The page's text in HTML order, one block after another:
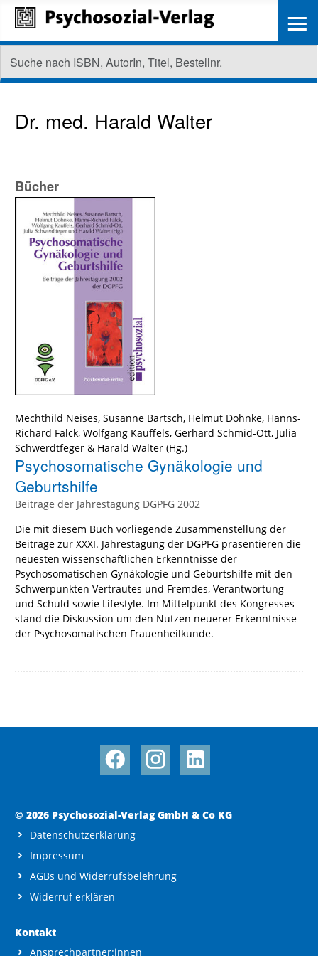
Dr. med. Harald Walter
Bücher
Mechthild Neises, Susanne Bartsch, Helmut Dohnke, Hanns-
Richard Falck, Wolfgang Kauffels, Gerhard Schmid-Ott, Julia
Schwerdtfeger & Harald Walter (Hg.)
Psychosomatische Gynäkologie und
Geburtshilfe
Beiträge der Jahrestagung DGPFG 2002
Die mit diesem Buch vorliegende Zusammenstellung der
Beiträge zur XXXI. Jahrestagung der DGPFG präsentieren die
neuesten wissenschaftlichen Erkenntnisse der
Psychosomatischen Gynäkologie und Geburtshilfe mit den
Schwerpunkten Vertrautes und Fremdes, Verantwortung
und Schuld sowie Lifestyle. Im Mittelpunkt des Kongresses
stand die Diskussion um den Nutzen neuerer Erkenntnisse
der Psychosomatischen Frauenheilkunde.
© 2026 Psychosozial-Verlag GmbH & Co KG
Datenschutzerklärung
Impressum
AGBs und Widerrufsbelehrung
Widerruf erklären
Kontakt
Ansprechpartner:innen
≡